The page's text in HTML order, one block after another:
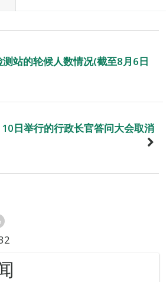
站的轮候人数情况(截至8月6日
日举行的行政长官答问大会取消